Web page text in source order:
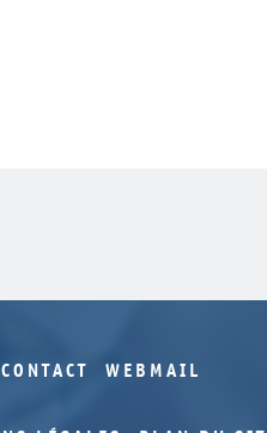
CONTACT WEBMAIL